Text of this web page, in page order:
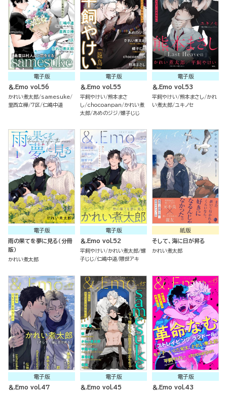
電子版
＆.Emo vol.56
かれい煮太郎 samesuke
里西立樺 7区 仁嶋中道
電子版
＆.Emo vol.55
平飼やけい 熊本まさ
し
chocoanpan
かれい煮
太郎 あめのジジ 螺子じじ
電子版
＆.Emo vol.53
平飼やけい 熊本まさし
かれ
い煮太郎 ユキノセ
電子版
雨の果てを夢に見る（分冊
版）
かれい煮太郎
電子版
＆.Emo vol.52
平飼やけい かれい煮太郎 螺
子じじ 仁嶋中道 隈世アキ
紙版
そして、海に日が昇る
かれい煮太郎
電子版
＆.Emo vol.47
電子版
＆.Emo vol.45
電子版
＆.Emo vol.43